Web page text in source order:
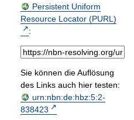
Persistent Uniform
Resource Locator (PURL)
:
Sie können die Auflösung
des Links auch hier testen:
urn:nbn:de:hbz:5:2-
838423